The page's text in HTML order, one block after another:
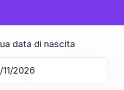
data di nascita